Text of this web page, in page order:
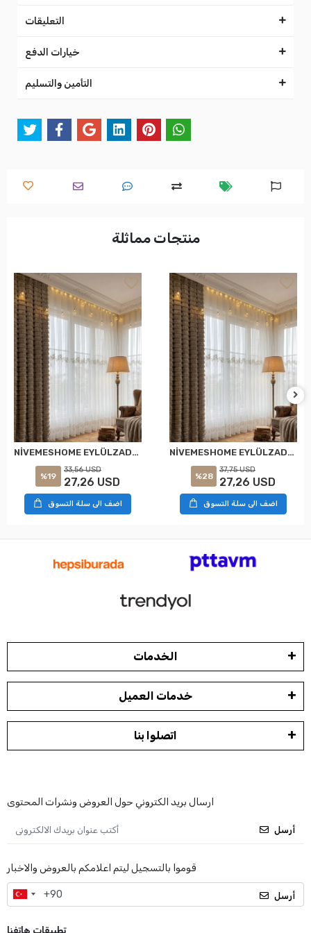
التعليقات
خيارات الدفع
التأمين والتسليم
منتجات مماثلة
NİVEMESHOME EYLÜLZADE GOLD DETAY 1/2,5 PİLELİ TÜL PERDE APM
%19
33,56 USD
27,26 USD
اضف الى سلة التسوق
NİVEMESHOME EYLÜLZADE GOLD DETAY 1/3 PİLELİ TÜL PERDE APM
%28
37,75 USD
27,26 USD
اضف الى سلة التسوق
الخدمات
خدمات العميل
اتصلوا بنا
ارسال بريد الكتروني حول العروض ونشرات المحتوى
أرسل
قوموا بالتسجيل ليتم اعلامكم بالعروض والاخبار
أرسل